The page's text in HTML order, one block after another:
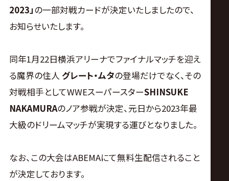
公
サ
イ
ト
2023」の一部対戦カードが決定いたしましたので、
お知らせいたします。
同年1月22日横浜アリーナでファイナルマッチを迎え
る魔界の住人 グレート・ムタの登場だけでなく、その
対戦相手としてWWEスーパースターSHINSUKE
NAKAMURAのノア参戦が決定、元日から2023年最
大級のドリームマッチが実現する運びとなりました。
なお、この大会はABEMAにて無料生配信されること
が決定しております。